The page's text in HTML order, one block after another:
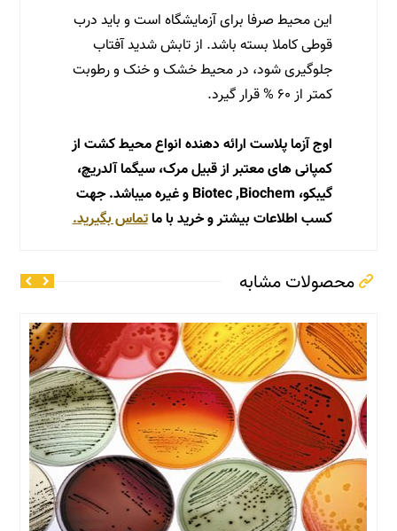
این محیط صرفا برای آزمایشگاه است و باید درب
قوطی کاملا بسته باشد. از تابش شدید آفتاب
جلوگیری شود، در محیط خشک و خنک و رطوبت
کمتر از ۶۰ % قرار گیرد.
اوج آزما پلاست ارائه دهنده انواع محیط کشت از
کمپانی های معتبر از قبیل مرک، سیگما آلدریچ،
گیبکو، Biotec ,Biochem و غیره میباشد. جهت
کسب اطلاعات بیشتر و خرید با ماتماس بگیرید.
محصولات مشابه